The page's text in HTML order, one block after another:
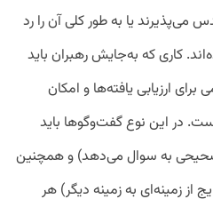
یا به‌ طور کلی آن را رد
کاری که به‌جایش رهبران باید
ارزیابی یافته‌ها و امکان
در این نوع گفت‌وگوها باید
صحیحی به سوال می‌دهد) و همچنین
از زمینه‌ای به زمینه دیگر) هر